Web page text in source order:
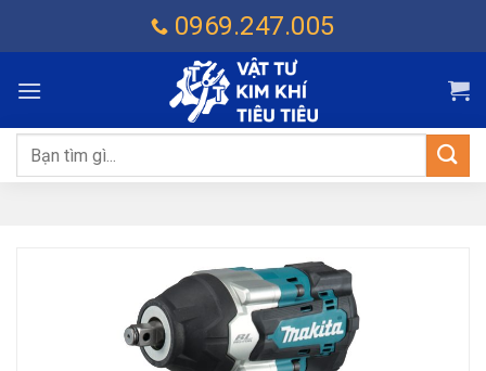
dung
0969.247.005
Tìm
kiếm: